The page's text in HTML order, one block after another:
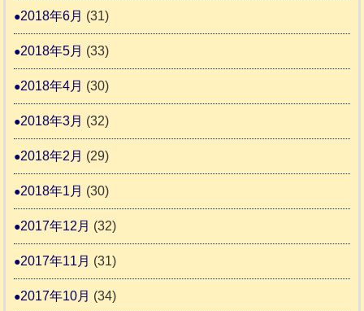
2018年6月 (31)
2018年5月 (33)
2018年4月 (30)
2018年3月 (32)
2018年2月 (29)
2018年1月 (30)
2017年12月 (32)
2017年11月 (31)
2017年10月 (34)